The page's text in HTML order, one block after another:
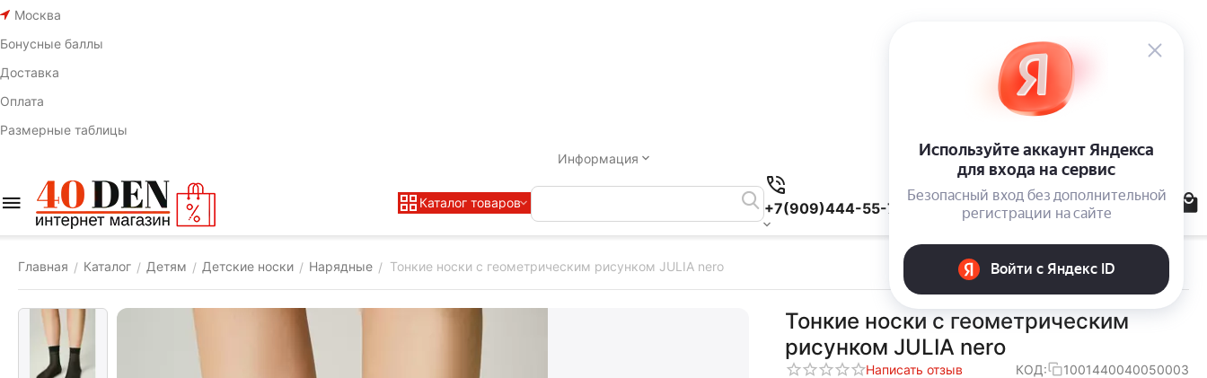
Москва
Бонусные баллы
Доставка
Оплата
Размерные таблицы
Информация
Каталог товаров +7(909)444-55-78
Главная / Каталог / Детям / Детские носки / Нарядные / Тонкие носки с геометрическим рисунком JULIA nero
Тонкие носки с геометрическим
рисунком JULIA nero
Написать отзыв КОД: 1001440040050003